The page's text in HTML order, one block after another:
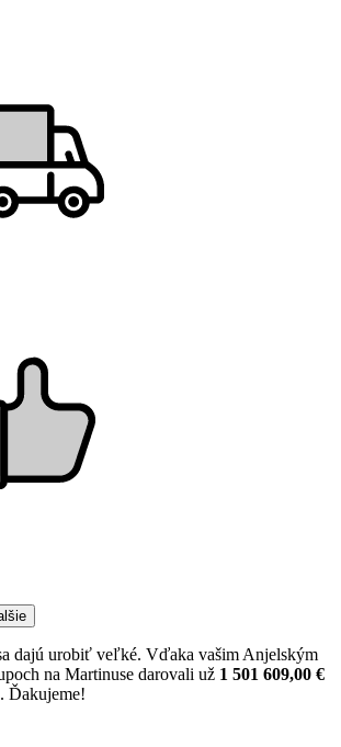
dajú urobiť veľké. Vďaka vašim Anjelským
na Martinuse darovali už 1 501 609,00 €
. Ďakujeme!